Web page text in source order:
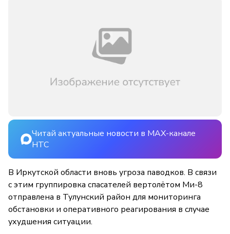
Читай актуальные новости в MAX-канале
НТС
В Иркутской области вновь угроза паводков. В связи
с этим группировка спасателей вертолётом Ми-8
отправлена в Тулунский район для мониторинга
обстановки и оперативного реагирования в случае
ухудшения ситуации.